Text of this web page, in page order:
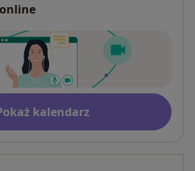
kalendarz